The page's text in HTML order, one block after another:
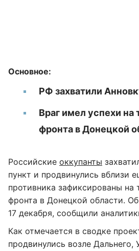
Основное:
РФ захватили
Враг имел успехи на
фронта в Донецкой
Российские оккупанты
пункт и продвинулись вблизи
противника зафиксированы на
фронта в Донецкой области.
17 декабря, сообщили
Как отмечается в сводке
продвинулись возле Дальнего,